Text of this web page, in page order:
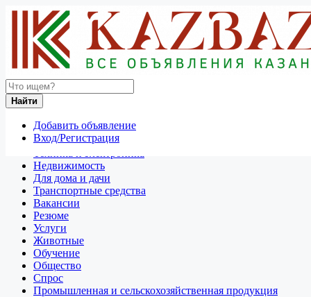
Найти
Добавить объявление
Вход/Регистрация
Россия
Разное
Личные вещи
Недвижимость
Для дома и дачи
Транспортные средства
Вакансии
Резюме
Услуги
Животные
Обучение
Общество
Спрос
Промышленная и сельскохозяйственная продукция